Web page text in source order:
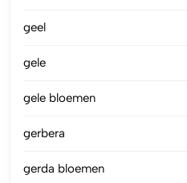
geel
gele
gele bloemen
gerbera
gerda bloemen